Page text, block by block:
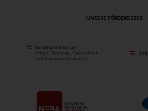
UNSERE FÖRDERGEBER